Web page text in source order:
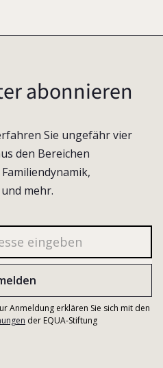
abonnieren
Sie ungefähr vier
den Bereichen
mehr.
Anmeldung erklären Sie sich mit den
der EQUA-Stiftung